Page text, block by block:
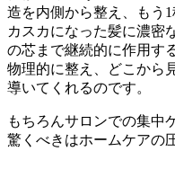
造を内側から整え、もう
カスカになった髪に濃密
の芯まで継続的に作用す
物理的に整え、どこから
導いてくれるのです。
もちろんサロンでの集中
驚くべきはホームケアの